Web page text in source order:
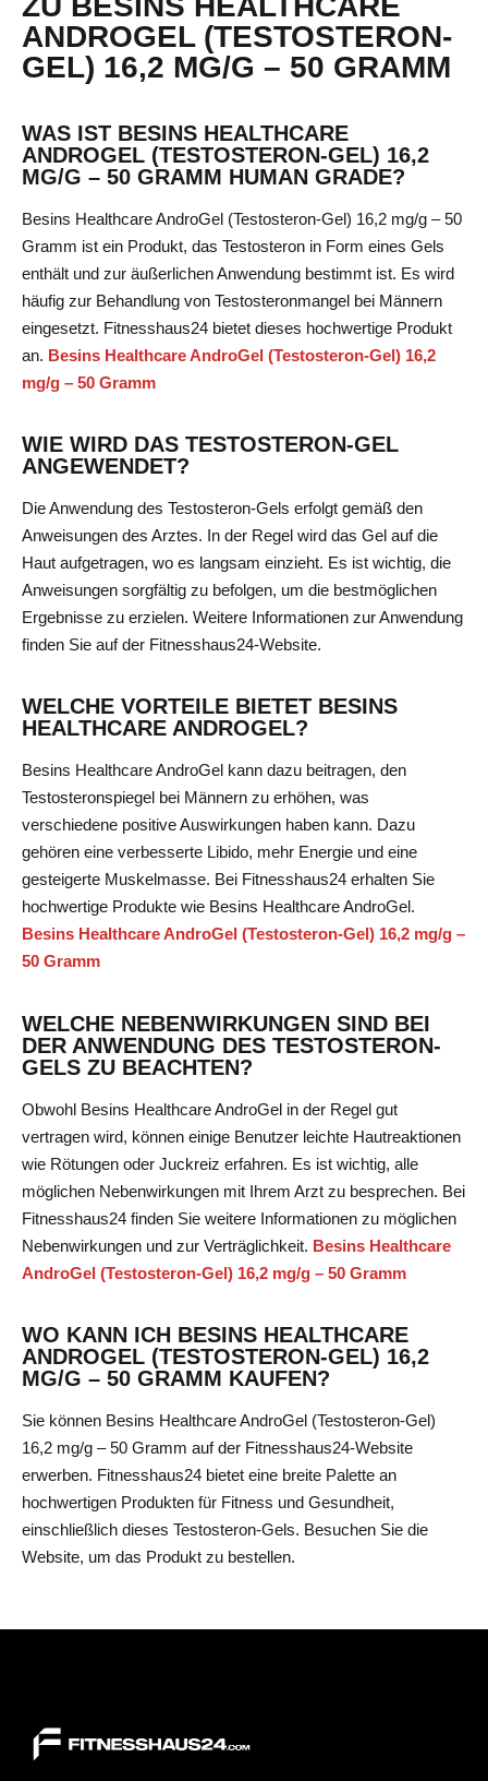
ANDROGEL (TESTOSTERON-
GEL) 16,2 MG/G – 50 GRAMM
WAS IST BESINS HEALTHCARE
ANDROGEL (TESTOSTERON-GEL) 16,2
MG/G – 50 GRAMM HUMAN GRADE?
Besins Healthcare AndroGel (Testosteron-Gel) 16,2 mg/g – 50
Gramm ist ein Produkt, das Testosteron in Form eines Gels
enthält und zur äußerlichen Anwendung bestimmt ist. Es wird
häufig zur Behandlung von Testosteronmangel bei Männern
eingesetzt. Fitnesshaus24 bietet dieses hochwertige Produkt
an. Besins Healthcare AndroGel (Testosteron-Gel) 16,2
mg/g – 50 Gramm
WIE WIRD DAS TESTOSTERON-GEL
ANGEWENDET?
Die Anwendung des Testosteron-Gels erfolgt gemäß den
Anweisungen des Arztes. In der Regel wird das Gel auf die
Haut aufgetragen, wo es langsam einzieht. Es ist wichtig, die
Anweisungen sorgfältig zu befolgen, um die bestmöglichen
Ergebnisse zu erzielen. Weitere Informationen zur Anwendung
finden Sie auf der Fitnesshaus24-Website.
WELCHE VORTEILE BIETET BESINS
HEALTHCARE ANDROGEL?
Besins Healthcare AndroGel kann dazu beitragen, den
Testosteronspiegel bei Männern zu erhöhen, was
verschiedene positive Auswirkungen haben kann. Dazu
gehören eine verbesserte Libido, mehr Energie und eine
gesteigerte Muskelmasse. Bei Fitnesshaus24 erhalten Sie
hochwertige Produkte wie Besins Healthcare AndroGel.
Besins Healthcare AndroGel (Testosteron-Gel) 16,2 mg/g –
50 Gramm
WELCHE NEBENWIRKUNGEN SIND BEI
DER ANWENDUNG DES TESTOSTERON-
GELS ZU BEACHTEN?
Obwohl Besins Healthcare AndroGel in der Regel gut
vertragen wird, können einige Benutzer leichte Hautreaktionen
wie Rötungen oder Juckreiz erfahren. Es ist wichtig, alle
möglichen Nebenwirkungen mit Ihrem Arzt zu besprechen. Bei
Fitnesshaus24 finden Sie weitere Informationen zu möglichen
Nebenwirkungen und zur Verträglichkeit. Besins Healthcare
AndroGel (Testosteron-Gel) 16,2 mg/g – 50 Gramm
WO KANN ICH BESINS HEALTHCARE
ANDROGEL (TESTOSTERON-GEL) 16,2
MG/G – 50 GRAMM KAUFEN?
Sie können Besins Healthcare AndroGel (Testosteron-Gel)
16,2 mg/g – 50 Gramm auf der Fitnesshaus24-Website
erwerben. Fitnesshaus24 bietet eine breite Palette an
hochwertigen Produkten für Fitness und Gesundheit,
einschließlich dieses Testosteron-Gels. Besuchen Sie die
Website, um das Produkt zu bestellen.